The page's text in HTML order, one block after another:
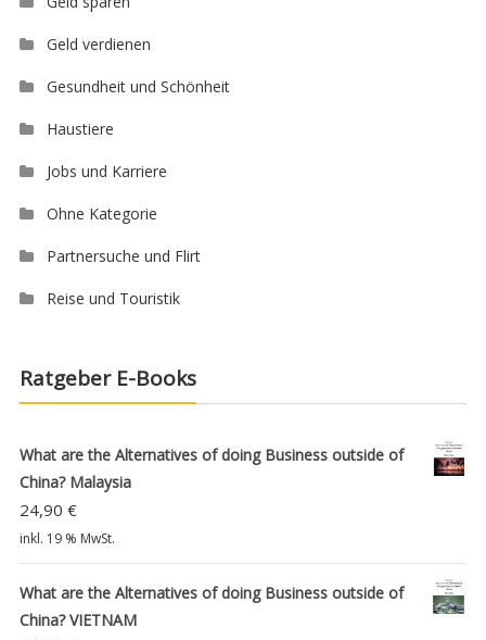
Geld verdienen
Gesundheit und Schönheit
Haustiere
Jobs und Karriere
Ohne Kategorie
Partnersuche und Flirt
Reise und Touristik
Ratgeber E-Books
What are the Alternatives of doing Business outside of
China? Malaysia
24,90 €
inkl. 19 % MwSt.
What are the Alternatives of doing Business outside of
China? VIETNAM